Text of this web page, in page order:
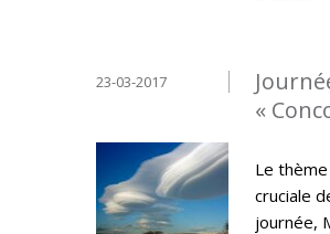
«
23-03-2017
Le
cruciale
journée,